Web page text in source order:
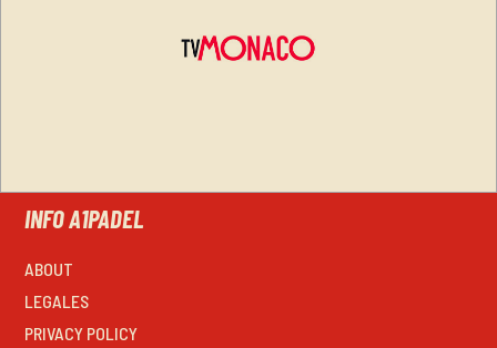
INFO A1PADEL
ABOUT
LEGALES
PRIVACY POLICY